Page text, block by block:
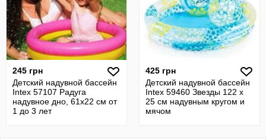
245 грн
Детский надувной бассейн
Intex 57107 Радуга
надувное дно, 61х22 см от
1 до 3 лет
425 грн
Детский надувной бассейн
Intex 59460 Звезды 122 х
25 см надувным кругом и
мячом